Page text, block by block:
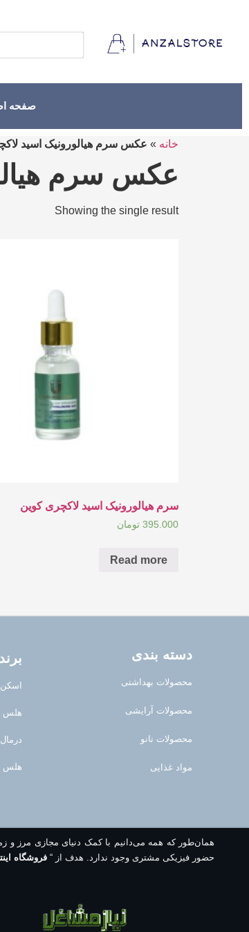
صفحه
خانه » عکس سرم هیالورونیک اسید
عکس سرم
Showing the single result
سرم هیالورونیک اسید لاکچری کوین
395.000 تومان
Read more
دسته بندی
محصولات بهداشتی
محصولات آرایشی
محصولات نانو
مواد غذایی
هلس
هلس
همان‌طور که همه می‌دانیم با کمک دنیای مجازی مرز و
حضور فیزیکی مشتری وجود ندارد. هدف از “ فروشگاه